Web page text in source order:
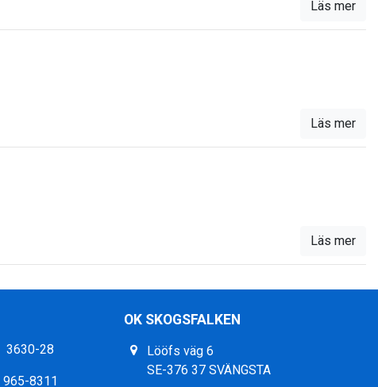
Läs mer
Läs mer
Läs mer
3630-28
965-8311
OK SKOGSFALKEN
Lööfs väg 6
SE-376 37 SVÄNGSTA